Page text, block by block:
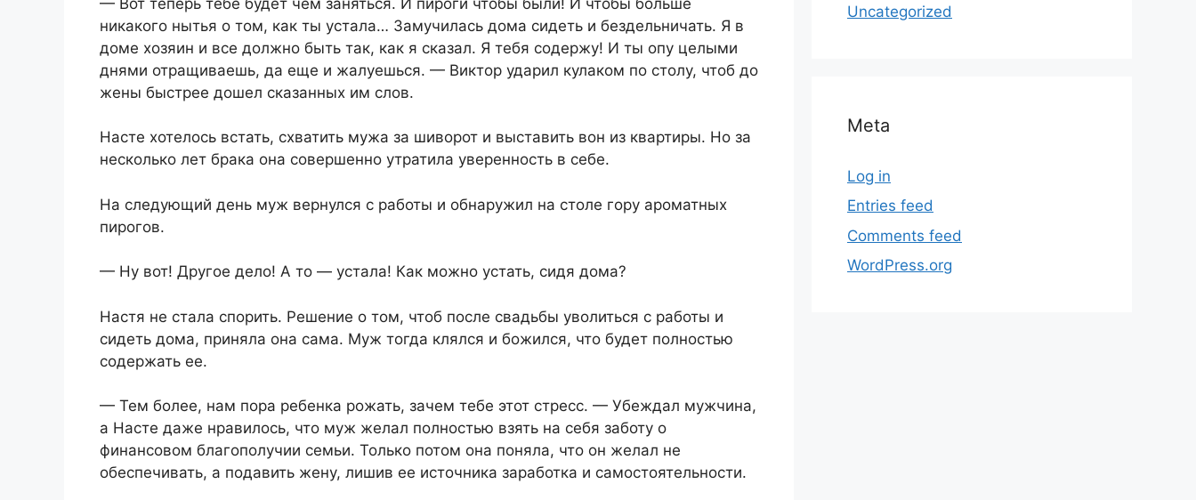
никакого нытья о том, как ты устала… Замучилась дома сидеть и бездельничать. Я в
доме хозяин и все должно быть так, как я сказал. Я тебя содержу! И ты опу целыми
днями отращиваешь, да еще и жалуешься. — Виктор ударил кулаком по столу, чтоб до
жены быстрее дошел сказанных им слов.
Насте хотелось встать, схватить мужа за шиворот и выставить вон из квартиры. Но за
несколько лет брака она совершенно утратила уверенность в себе.
На следующий день муж вернулся с работы и обнаружил на столе гору ароматных
пирогов.
— Ну вот! Другое дело! А то — устала! Как можно устать, сидя дома?
Настя не стала спорить. Решение о том, чтоб после свадьбы уволиться с работы и
сидеть дома, приняла она сама. Муж тогда клялся и божился, что будет полностью
содержать ее.
— Тем более, нам пора ребенка рожать, зачем тебе этот стресс. — Убеждал мужчина,
а Насте даже нравилось, что муж желал полностью взять на себя заботу о
финансовом благополучии семьи. Только потом она поняла, что он желал не
обеспечивать, а подавить жену, лишив ее источника заработка и самостоятельности.
Uncategorized
Meta
Log in
Entries feed
Comments feed
WordPress.org